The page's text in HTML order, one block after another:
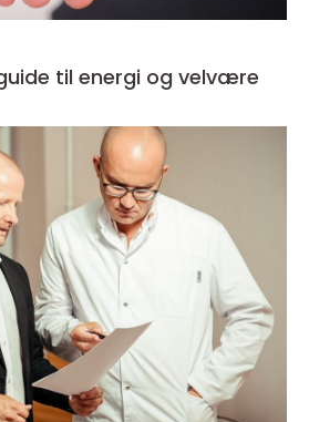
til energi og velvære